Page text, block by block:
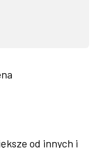
od innych i